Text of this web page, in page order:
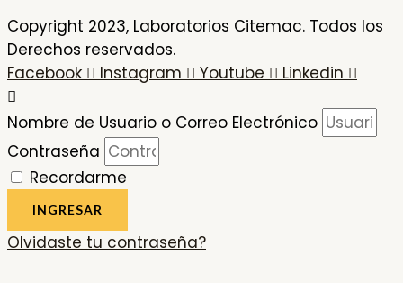
Copyright 2023, Laboratorios Citemac. Todos los
Derechos reservados.
Facebook
Instagram Youtube Linkedin
Nombre de Usuario o Correo Electrónico
Contraseña
Recordarme
INGRESAR
Olvidaste tu contraseña?